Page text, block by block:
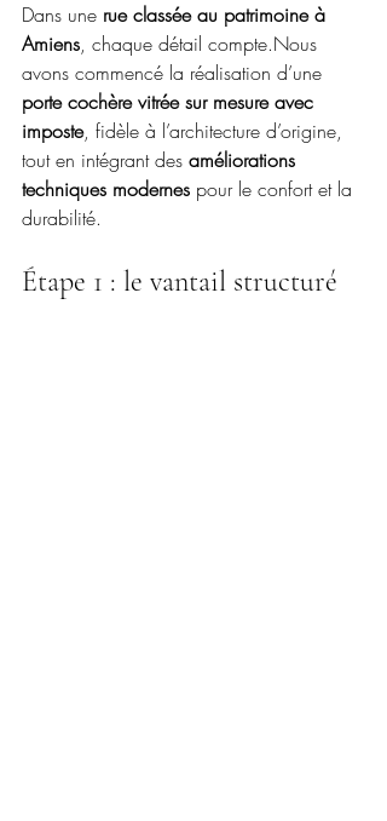
Dans une rue classée au patrimoine à
Amiens, chaque détail compte.Nous
avons commencé la réalisation d’une
porte cochère vitrée sur mesure avec
imposte, fidèle à l’architecture d’origine,
tout en intégrant des améliorations
techniques modernes pour le confort et la
durabilité.
Étape 1 : le vantail structuré